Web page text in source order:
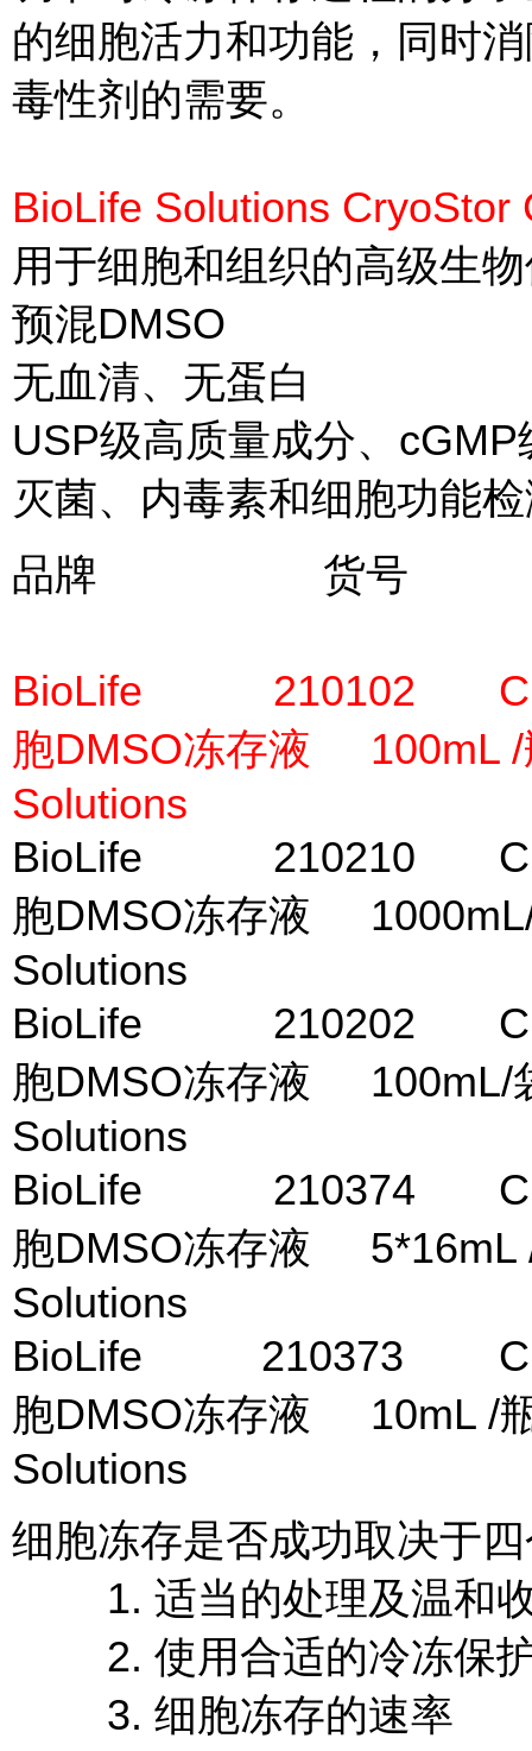
的细胞活力和功能，同时
毒性剂的需要。
BioLife Solutions CryoStor
用于细胞和组织的高级生
预混DMSO
无血清、无蛋白
USP级高质量成分、
灭菌、内毒素和细胞功能
品牌 货
BioLife 210102
胞DMSO冻存液 100mL /
Solutions
BioLife 210210
胞DMSO冻存液
Solutions
BioLife 210202
胞DMSO冻存液 100mL/
Solutions
BioLife 210374
胞DMSO冻存液 5*16mL
Solutions
BioLife 210373
胞DMSO冻存液 10mL /
Solutions
细胞冻存是否成功取决于
1. 适当的处理及温和
2. 使用合适的冷冻保
3. 细胞冻存的速率